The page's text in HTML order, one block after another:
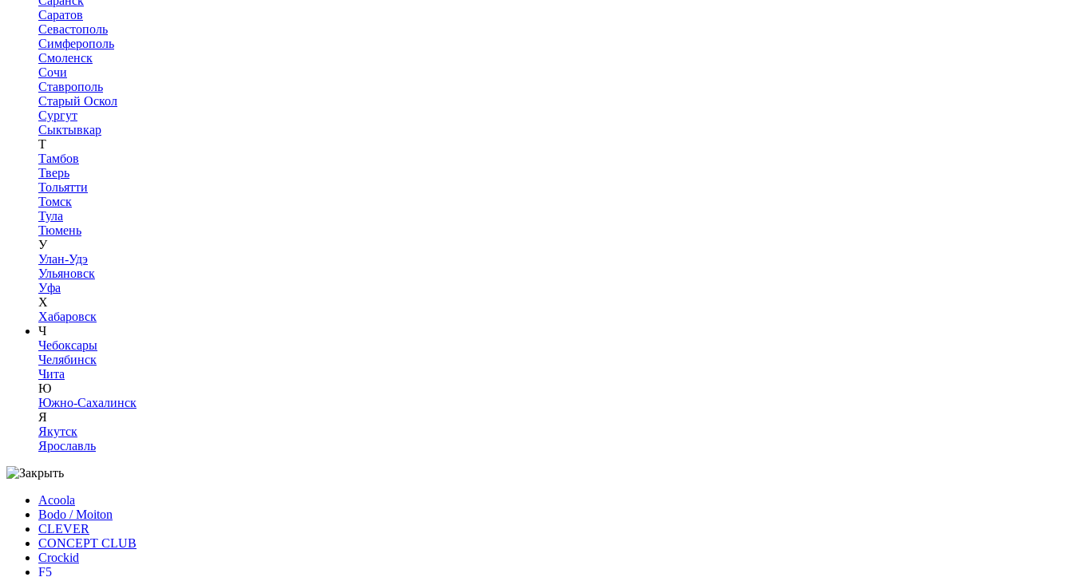
Саратов
Севастополь
Симферополь
Смоленск
Сочи
Ставрополь
Старый Оскол
Сургут
Сыктывкар
Т
Тамбов
Тверь
Тольятти
Томск
Тула
Тюмень
У
Улан-Удэ
Ульяновск
Уфа
Х
Хабаровск
Ч
Чебоксары
Челябинск
Чита
Ю
Южно-Сахалинск
Я
Якутск
Ярославль
Acoola
Bodo / Moiton
CLEVER
CONCEPT CLUB
Crockid
F5